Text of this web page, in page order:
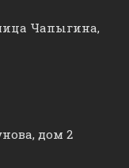
Чапыгина,
дом 2